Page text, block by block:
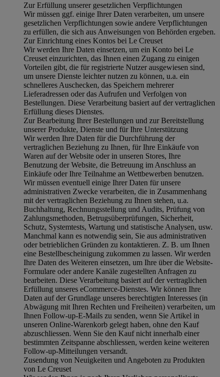
Zur Erfüllung unserer gesetzlichen Verpflichtungen
Wir müssen ggf. einige Ihrer Daten verarbeiten, um unsere
gesetzlichen Verpflichtungen sowie andere Verpflichtungen
zu erfüllen, die sich aus Anweisungen von Behörden ergeben.
Zur Einrichtung eines Kontos bei Le Creuset
Wir werden Ihre Daten einsetzen, um ein Konto bei Le
Creuset einzurichten, das Ihnen einen Zugang zu einigen
Vorteilen gibt, die für registrierte Nutzer ausgewiesen sind,
um unsere Dienste leichter nutzen zu können, u.a. ein
schnelleres Auschecken, das Speichern mehrerer
Lieferadressen oder das Aufrufen und Verfolgen von
Bestellungen. Diese Verarbeitung basiert auf der vertraglichen
Erfüllung dieses Dienstes.
Zur Bearbeitung Ihrer Bestellungen und zur Bereitstellung
unserer Produkte, Dienste und für Ihre Unterstützung
Wir werden Ihre Daten für die Durchführung der
vertraglichen Beziehung zu Ihnen, für Ihre Einkäufe von
Waren auf der Website oder in unseren Stores, Ihre
Benutzung der Website, die Betreuung im Anschluss an
Einkäufe oder Ihre Teilnahme an Wettbewerben benutzen.
Wir müssen eventuell einige Ihrer Daten für unsere
administrativen Zwecke verarbeiten, die in Zusammenhang
mit der vertraglichen Beziehung zu Ihnen stehen, u.a.
Buchhaltung, Rechnungsstellung und Audits, Prüfung von
Zahlungsmethoden, Betrugsüberprüfungen, Sicherheit,
Schutz, Systemtests, Wartung und statistische Analysen, usw.
Manchmal kann es notwendig sein, Sie aus administrativen
oder betrieblichen Gründen zu kontaktieren. Z. B. um Ihnen
eine Bestellbescheinigung zukommen zu lassen. Wir werden
Ihre Daten des Weiteren einsetzen, um Ihre über die Website-
Formulare oder andere Kanäle zugestellten Anfragen zu
bearbeiten. Diese Verarbeitung basiert auf der vertraglichen
Erfüllung unseres eCommerce-Dienstes. Wir können Ihre
Daten auf der Grundlage unseres berechtigten Interesses (in
Abwägung mit Ihren Rechten und Freiheiten) verarbeiten, um
Ihnen Follow-up-E-Mails zu senden, wenn Sie Artikel in
unseren Online-Warenkorb gelegt haben, ohne den Kauf
abzuschliessen. Wenn Sie den Kauf nicht innerhalb einer
bestimmten Zeitspanne abschliessen, werden keine weiteren
Follow-up-Mitteilungen versandt.
Zusendung von Neuigkeiten und Angeboten zu Produkten
von Le Creuset